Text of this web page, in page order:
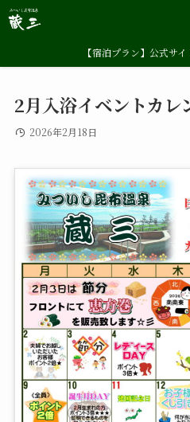
【宿泊プラン】公式サ
2月入浴イベントカレ
2026年2月18日